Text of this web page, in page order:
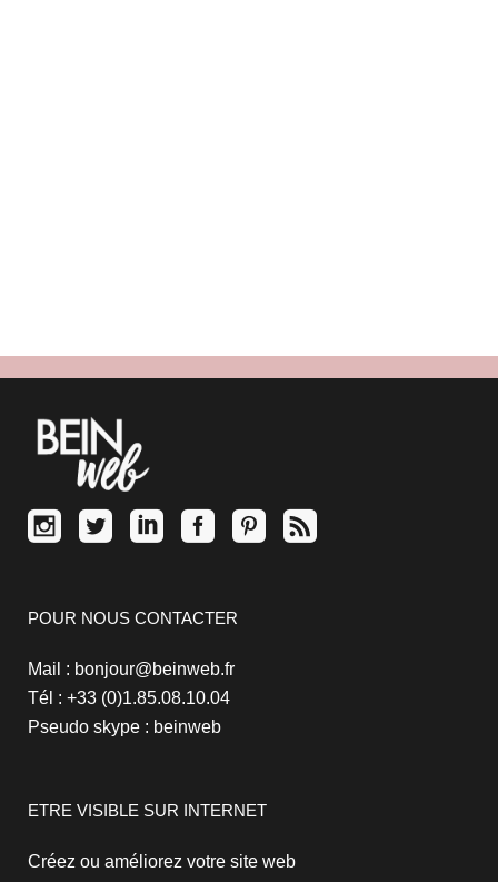
POUR NOUS CONTACTER
Mail : bonjour@beinweb.fr
Tél : +33 (0)1.85.08.10.04
Pseudo skype : beinweb
ETRE VISIBLE SUR INTERNET
Créez ou améliorez votre site web